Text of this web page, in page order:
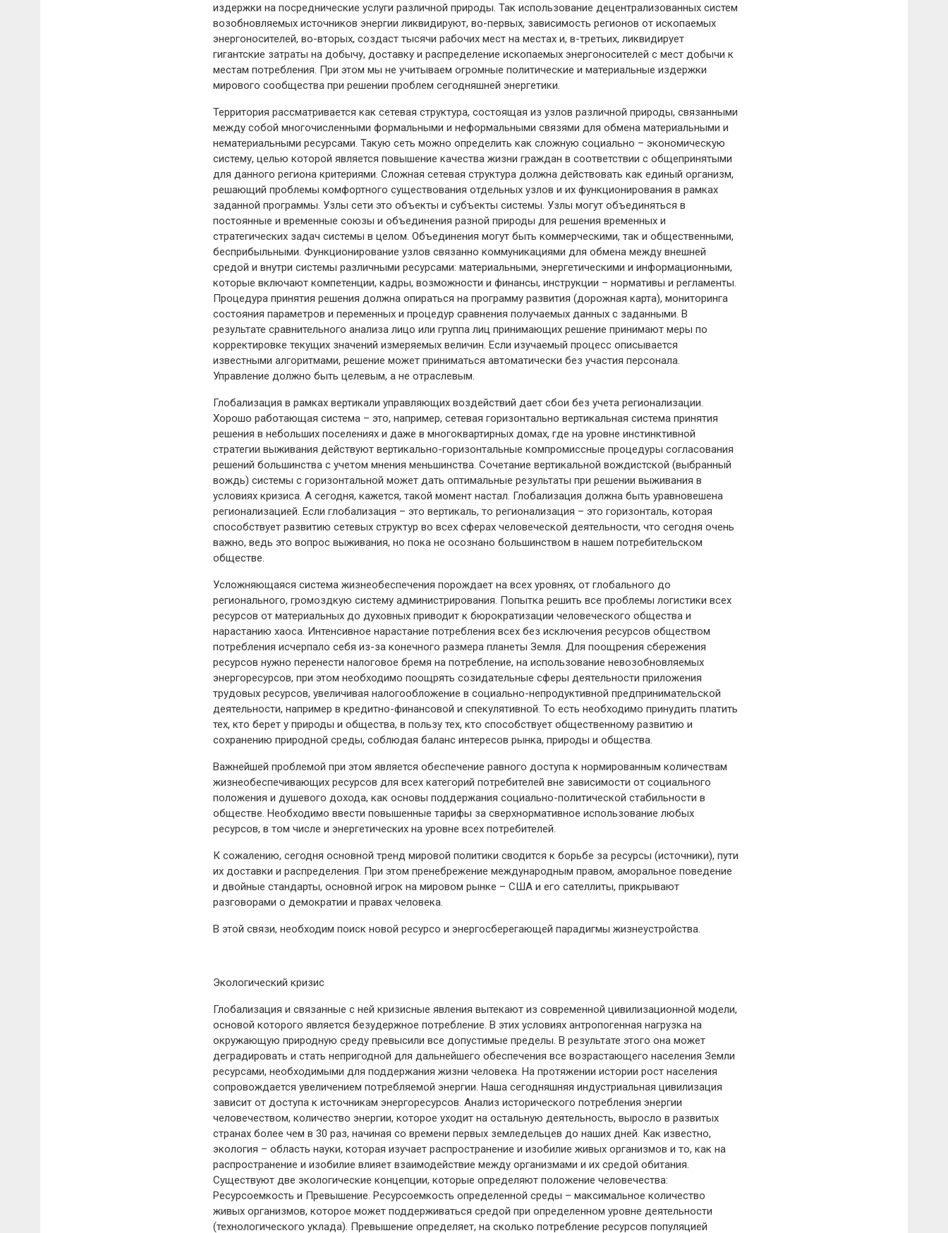
издержки на посреднические услуги различной природы. Так использование децентрализованных систем
возобновляемых источников энергии ликвидируют, во-первых, зависимость регионов от ископаемых
энергоносителей, во-вторых, создаст тысячи рабочих мест на местах и, в-третьих, ликвидирует
гигантские затраты на добычу, доставку и распределение ископаемых энергоносителей с мест добычи к
местам потребления. При этом мы не учитываем огромные политические и материальные издержки
мирового сообщества при решении проблем сегодняшней энергетики.
Территория рассматривается как сетевая структура, состоящая из узлов различной природы, связанными
между собой многочисленными формальными и неформальными связями для обмена материальными и
нематериальными ресурсами. Такую сеть можно определить как сложную социально – экономическую
систему, целью которой является повышение качества жизни граждан в соответствии с общепринятыми
для данного региона критериями. Сложная сетевая структура должна действовать как единый организм,
решающий проблемы комфортного существования отдельных узлов и их функционирования в рамках
заданной программы. Узлы сети это объекты и субъекты системы. Узлы могут объединяться в
постоянные и временные союзы и объединения разной природы для решения временных и
стратегических задач системы в целом. Объединения могут быть коммерческими, так и общественными,
бесприбыльными. Функционирование узлов связанно коммуникациями для обмена между внешней
средой и внутри системы различными ресурсами: материальными, энергетическими и информационными,
которые включают компетенции, кадры, возможности и финансы, инструкции – нормативы и регламенты.
Процедура принятия решения должна опираться на программу развития (дорожная карта), мониторинга
состояния параметров и переменных и процедур сравнения получаемых данных с заданными. В
результате сравнительного анализа лицо или группа лиц принимающих решение принимают меры по
корректировке текущих значений измеряемых величин. Если изучаемый процесс описывается
известными алгоритмами, решение может приниматься автоматически без участия персонала.
Управление должно быть целевым, а не отраслевым.
Глобализация в рамках вертикали управляющих воздействий дает сбои без учета регионализации.
Хорошо работающая система – это, например, сетевая горизонтально вертикальная система принятия
решения в небольших поселениях и даже в многоквартирных домах, где на уровне инстинктивной
стратегии выживания действуют вертикально-горизонтальные компромиссные процедуры согласования
решений большинства с учетом мнения меньшинства. Сочетание вертикальной вождистской (выбранный
вождь) системы с горизонтальной может дать оптимальные результаты при решении выживания в
условиях кризиса. А сегодня, кажется, такой момент настал. Глобализация должна быть уравновешена
регионализацией. Если глобализация – это вертикаль, то регионализация – это горизонталь, которая
способствует развитию сетевых структур во всех сферах человеческой деятельности, что сегодня очень
важно, ведь это вопрос выживания, но пока не осознано большинством в нашем потребительском
обществе.
Усложняющаяся система жизнеобеспечения порождает на всех уровнях, от глобального до
регионального, громоздкую систему администрирования. Попытка решить все проблемы логистики всех
ресурсов от материальных до духовных приводит к бюрократизации человеческого общества и
нарастанию хаоса. Интенсивное нарастание потребления всех без исключения ресурсов обществом
потребления исчерпало себя из-за конечного размера планеты Земля. Для поощрения сбережения
ресурсов нужно перенести налоговое бремя на потребление, на использование невозобновляемых
энергоресурсов, при этом необходимо поощрять созидательные сферы деятельности приложения
трудовых ресурсов, увеличивая налогообложение в социально-непродуктивной предпринимательской
деятельности, например в кредитно-финансовой и спекулятивной. То есть необходимо принудить платить
тех, кто берет у природы и общества, в пользу тех, кто способствует общественному развитию и
сохранению природной среды, соблюдая баланс интересов рынка, природы и общества.
Важнейшей проблемой при этом является обеспечение равного доступа к нормированным количествам
жизнеобеспечивающих ресурсов для всех категорий потребителей вне зависимости от социального
положения и душевого дохода, как основы поддержания социально-политической стабильности в
обществе. Необходимо ввести повышенные тарифы за сверхнормативное использование любых
ресурсов, в том числе и энергетических на уровне всех потребителей.
К сожалению, сегодня основной тренд мировой политики сводится к борьбе за ресурсы (источники), пути
их доставки и распределения. При этом пренебрежение международным правом, аморальное поведение
и двойные стандарты, основной игрок на мировом рынке – США и его сателлиты, прикрывают
разговорами о демократии и правах человека.
В этой связи, необходим поиск новой ресурсо и энергосберегающей парадигмы жизнеустройства.
Экологический кризис
Глобализация и связанные с ней кризисные явления вытекают из современной цивилизационной модели,
основой которого является безудержное потребление. В этих условиях антропогенная нагрузка на
окружающую природную среду превысили все допустимые пределы. В результате этого она может
деградировать и стать непригодной для дальнейшего обеспечения все возрастающего населения Земли
ресурсами, необходимыми для поддержания жизни человека. На протяжении истории рост населения
сопровождается увеличением потребляемой энергии. Наша сегодняшняя индустриальная цивилизация
зависит от доступа к источникам энергоресурсов. Анализ исторического потребления энергии
человечеством, количество энергии, которое уходит на остальную деятельность, выросло в развитых
странах более чем в 30 раз, начиная со времени первых земледельцев до наших дней. Как известно,
экология – область науки, которая изучает распространение и изобилие живых организмов и то, как на
распространение и изобилие влияет взаимодействие между организмами и их средой обитания.
Существуют две экологические концепции, которые определяют положение человечества:
Ресурсоемкость и Превышение. Ресурсоемкость определенной среды – максимальное количество
живых организмов, которое может поддерживаться средой при определенном уровне деятельности
(технологического уклада). Превышение определяет, на сколько потребление ресурсов популяцией